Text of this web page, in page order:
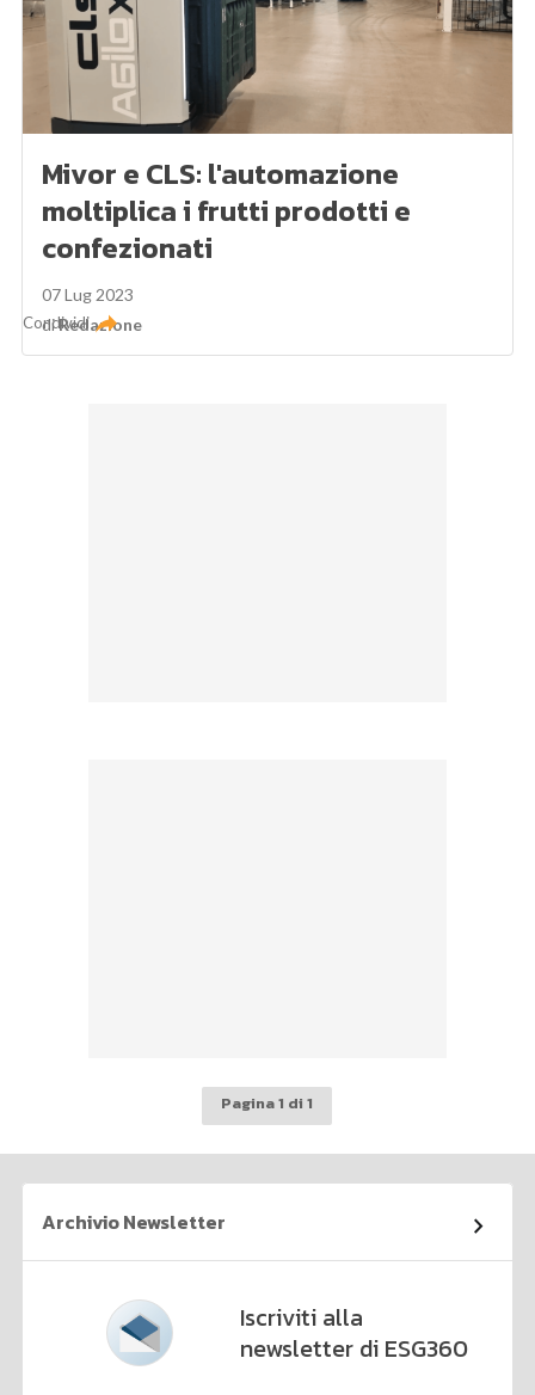
Mivor e CLS: l'automazione
moltiplica i frutti prodotti e
confezionati
07 Lug 2023
diRedazione
Condividi
Pagina 1 di 1
Archivio Newsletter
Iscriviti alla
newsletter di ESG360